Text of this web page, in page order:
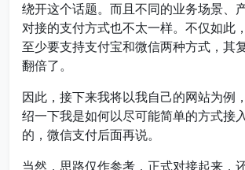
绕开这个话题。而且不同的业务场景、
对接的支付方式也不太一样。不仅如此
至少要支持支付宝和微信两种方式，其
翻倍了。
因此，接下来我将以我自己的网站为例
绍一下我是如何以尽可能简单的方式接
的，微信支付后面再说。
当然，思路仅作参考，正式对接起来，